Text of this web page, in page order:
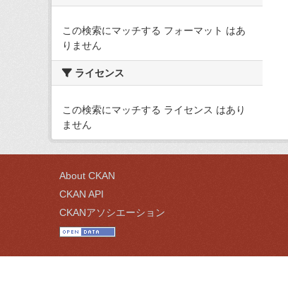
この検索にマッチする フォーマット はあ
りません
ライセンス
この検索にマッチする ライセンス はあり
ません
About CKAN
CKAN API
CKANアソシエーション